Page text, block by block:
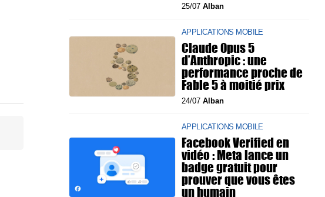
25/07 Alban
APPLICATIONS MOBILE
Claude Opus 5
d’Anthropic : une
performance proche de
Fable 5 à moitié prix
24/07 Alban
APPLICATIONS MOBILE
Facebook Verified en
vidéo : Meta lance un
badge gratuit pour
prouver que vous êtes
un humain